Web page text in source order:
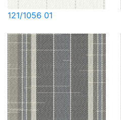
121/1056 01